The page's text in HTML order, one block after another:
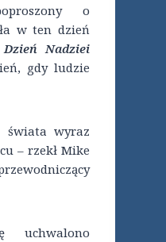
o
w ten dzień
Dzień Nadziei
gdy ludzie
świata wyraz
– rzekł Mike
uchwalono